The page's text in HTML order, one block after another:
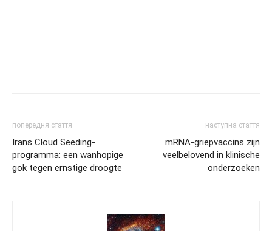
попередня стаття
Irans Cloud Seeding-
programma: een wanhopige
gok tegen ernstige droogte
наступна стаття
mRNA-griepvaccins zijn
veelbelovend in klinische
onderzoeken